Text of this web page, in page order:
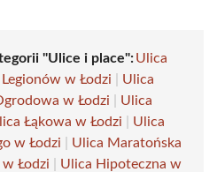
"Ulice i place":Ulica
w Łodzi
Ulica
w Łodzi
Ulica
Łąkowa w Łodzi
Ulica
w Łodzi
Ulica Maratońska
Łodzi
Ulica Hipoteczna w